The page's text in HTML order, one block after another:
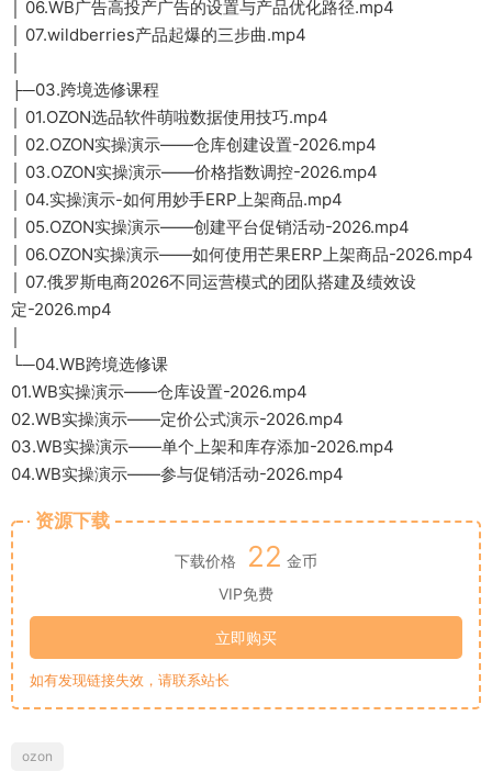
│ 06.WB广告高投产广告的设置与产品优化路径.mp4
│ 07.wildberries产品起爆的三步曲.mp4
├─03.跨境选修课程
│ 01.OZON选品软件萌啦数据使用技巧.mp4
│ 02.OZON实操演示——仓库创建设置-2026.mp4
│ 03.OZON实操演示——价格指数调控-2026.mp4
│ 04.实操演示-如何用妙手ERP上架商品.mp4
│ 05.OZON实操演示——创建平台促销活动-2026.mp4
│ 06.OZON实操演示——如何使用芒果ERP上架商品-2026.mp4
│ 07.俄罗斯电商2026不同运营模式的团队搭建及绩效设
定-2026.mp4
└─04.WB跨境选修课
01.WB实操演示——仓库设置-2026.mp4
02.WB实操演示——定价公式演示-2026.mp4
03.WB实操演示——单个上架和库存添加-2026.mp4
04.WB实操演示——参与促销活动-2026.mp4
资源下载
下载价格 22 金币
VIP免费
立即购买
如有发现链接失效，请联系站长
ozon